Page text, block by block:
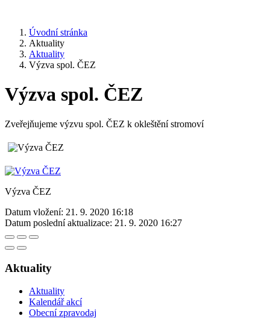
Úvodní stránka
Aktuality
Aktuality
Výzva spol. ČEZ
Výzva spol. ČEZ
Zveřejňujeme výzvu spol. ČEZ k okleštění stromoví
Výzva ČEZ
Datum vložení: 21. 9. 2020 16:18
Datum poslední aktualizace: 21. 9. 2020 16:27
Aktuality
Aktuality
Kalendář akcí
Obecní zpravodaj